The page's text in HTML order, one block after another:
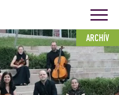
ARCHÍV